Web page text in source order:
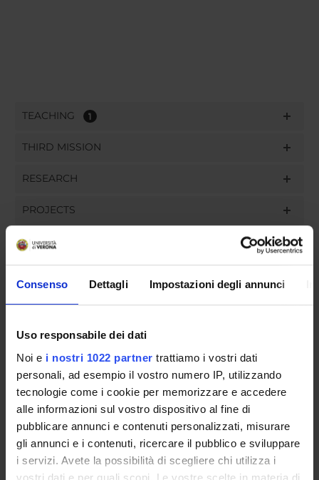
Consenso Dettagli Impostazioni degli annunci
Uso responsabile dei dati
Noi e i nostri 1022 partner trattiamo i vostri dati
personali, ad esempio il vostro numero IP, utilizzando
tecnologie come i cookie per memorizzare e accedere
alle informazioni sul vostro dispositivo al fine di
pubblicare annunci e contenuti personalizzati, misurare
gli annunci e i contenuti, ricercare il pubblico e sviluppare
i servizi. Avete la possibilità di scegliere chi utilizza i
vostri dati e per quali scopi. Le vostre scelte in materia di
TEACHING 1
THIRD MISSION
RESEARCH
PROJECTS
ASSIGNMENTS
COMMITTEES
DEPARTMENT ADMINISTRATION OFFICES
STUDENT ADMINISTRATION OFFICES